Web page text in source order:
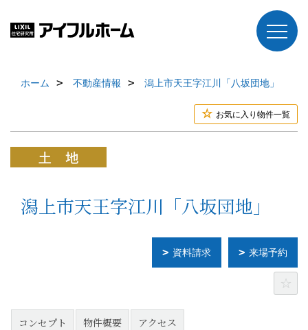
ホーム 不動産情報 潟上市天王字江川「八坂団地」
お気に入り物件一覧
潟上市天王字江川「八坂団地」
資料請求 来場予約
コンセプト 物件概要 アクセス